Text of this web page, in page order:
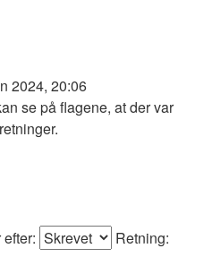
2024, 20:06
se på flagene, at der var
Retning: